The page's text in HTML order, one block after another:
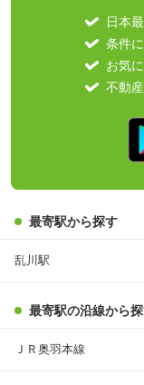
日本
条件
お気
不動
最寄駅から探す
乱川駅
最寄駅の沿線から
ＪＲ奥羽本線